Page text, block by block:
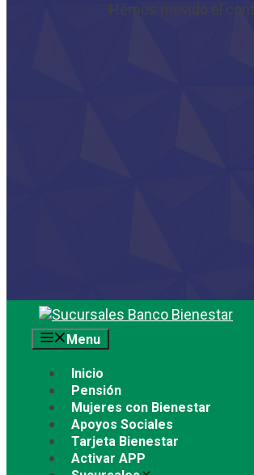
Hemos movido el
Saltar
contenidoMenu
Inicio
Pensión
Mujeres con Bienestar
Apoyos Sociales
Tarjeta Bienestar
Activar APP